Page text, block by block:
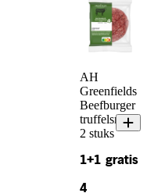
AH
Greenfields
Beefburger
truffelsmaak
2 stuks
1+1 gratis
4